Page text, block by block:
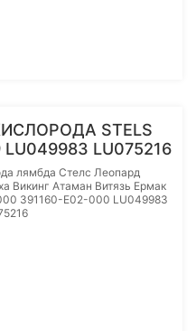
STELS
LU075216
лямбда Стелс Леопард
Викинг Атаман Витязь Ермак
391160-E02-000 LU049983